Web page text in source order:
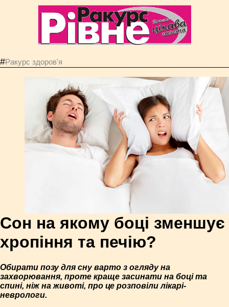
#Ракурс здоров'я
Сон на якому боці зменшує
хропіння та печію?
Обирати позу для сну варто з огляду на
захворювання, проте краще засинати на боці та
спині, ніж на животі, про це розповіли лікарі-
неврологи.